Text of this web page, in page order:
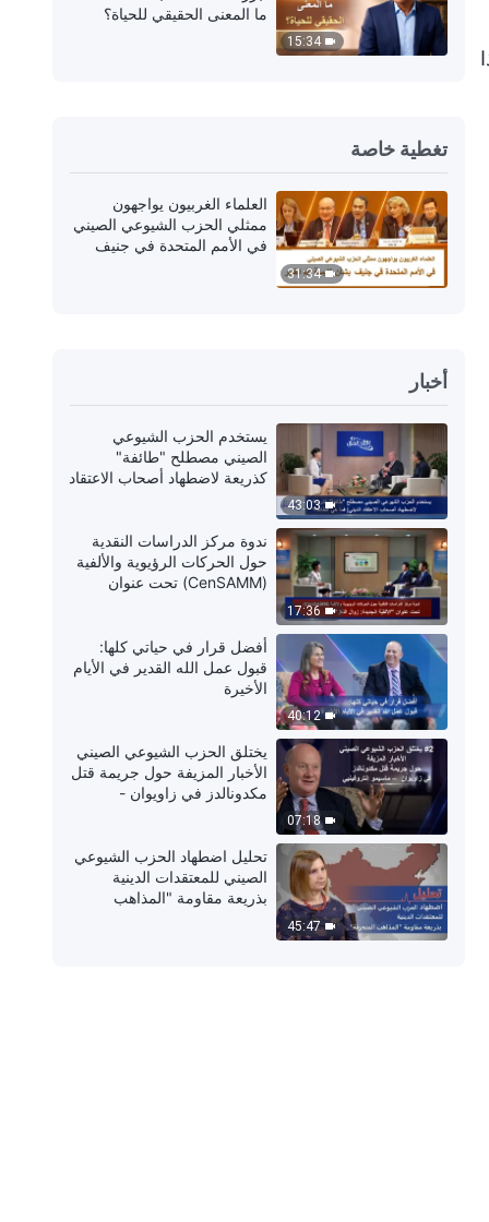
15:34
ما المعنى الحقيقي للحياة؟
تغطية خاصة
31:34
العلماء الغربيون يواجهون
ممثلي الحزب الشيوعي الصيني
في الأمم المتحدة في جنيف
أخبار
43:03
يستخدم الحزب الشيوعي
الصيني مصطلح "طائفة"
كذريعة لاضطهاد أصحاب الاعتقاد
17:36
ندوة مركز الدراسات النقدية
حول الحركات الرؤيوية والألفية
(CenSAMM) تحت عنوان
40:12
أفضل قرار في حياتي كلها:
قبول عمل الله القدير في الأيام
الأخيرة
07:18
يختلق الحزب الشيوعي الصيني
الأخبار المزيفة حول جريمة قتل
مكدونالدز في زاويوان -
45:47
تحليل اضطهاد الحزب الشيوعي
الصيني للمعتقدات الدينية
بذريعة مقاومة "المذاهب